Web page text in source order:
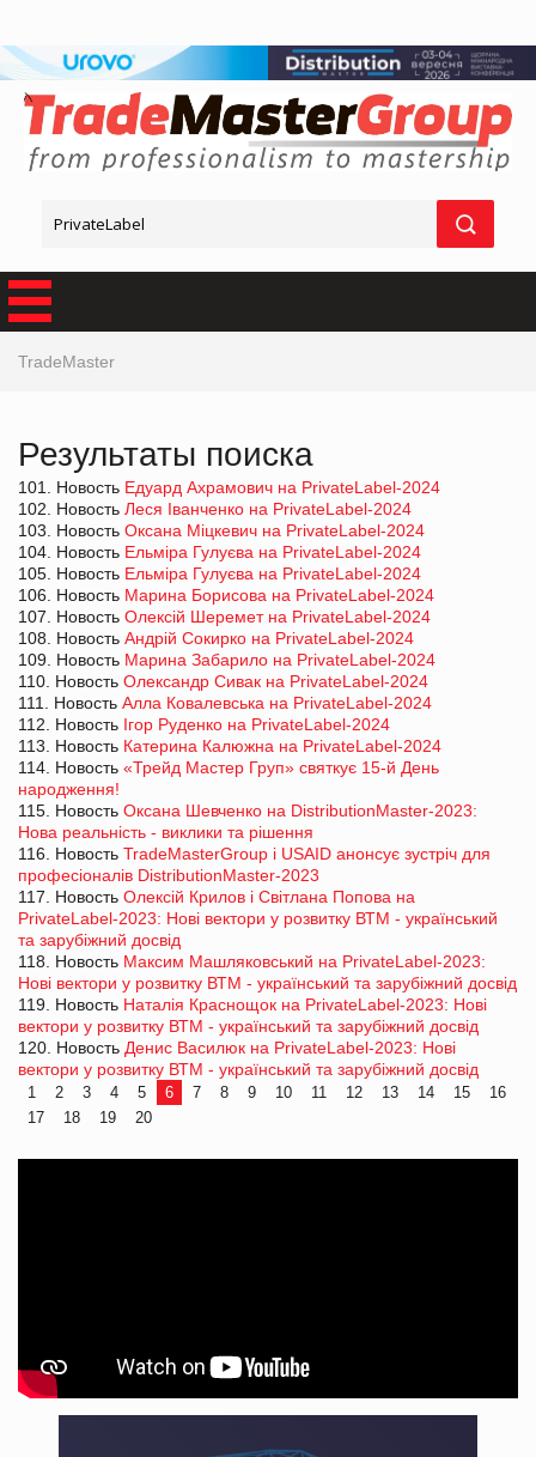
TradeMaster
Результаты поиска
101. Новость Едуард Ахрамович на PrivateLabel-2024
102. Новость Леся Іванченко на PrivateLabel-2024
103. Новость Оксана Міцкевич на PrivateLabel-2024
104. Новость Ельміра Гулуєва на PrivateLabel-2024
105. Новость Ельміра Гулуєва на PrivateLabel-2024
106. Новость Марина Борисова на PrivateLabel-2024
107. Новость Олексій Шеремет на PrivateLabel-2024
108. Новость Андрій Сокирко на PrivateLabel-2024
109. Новость Марина Забарило на PrivateLabel-2024
110. Новость Олександр Сивак на PrivateLabel-2024
111. Новость Алла Ковалевська на PrivateLabel-2024
112. Новость Ігор Руденко на PrivateLabel-2024
113. Новость Катерина Калюжна на PrivateLabel-2024
114. Новость «Трейд Мастер Груп» святкує 15-й День
народження!
115. Новость Оксана Шевченко на DistributionMaster-2023:
Нова реальність - виклики та рішення
116. Новость TradeMasterGroup і USAID анонсує зустріч для
професіоналів DistributionMaster-2023
117. Новость Олексій Крилов і Світлана Попова на
PrivateLabel-2023: Нові вектори у розвитку ВТМ - український
та зарубіжний досвід
118. Новость Максим Машляковський на PrivateLabel-2023:
Нові вектори у розвитку ВТМ - український та зарубіжний досвід
119. Новость Наталія Краснощок на PrivateLabel-2023: Нові
вектори у розвитку ВТМ - український та зарубіжний досвід
120. Новость Денис Василюк на PrivateLabel-2023: Нові
вектори у розвитку ВТМ - український та зарубіжний досвід
1 2 3 4 5 6 7 8 9 10 11 12 13 14 15
16
17
18 19 20